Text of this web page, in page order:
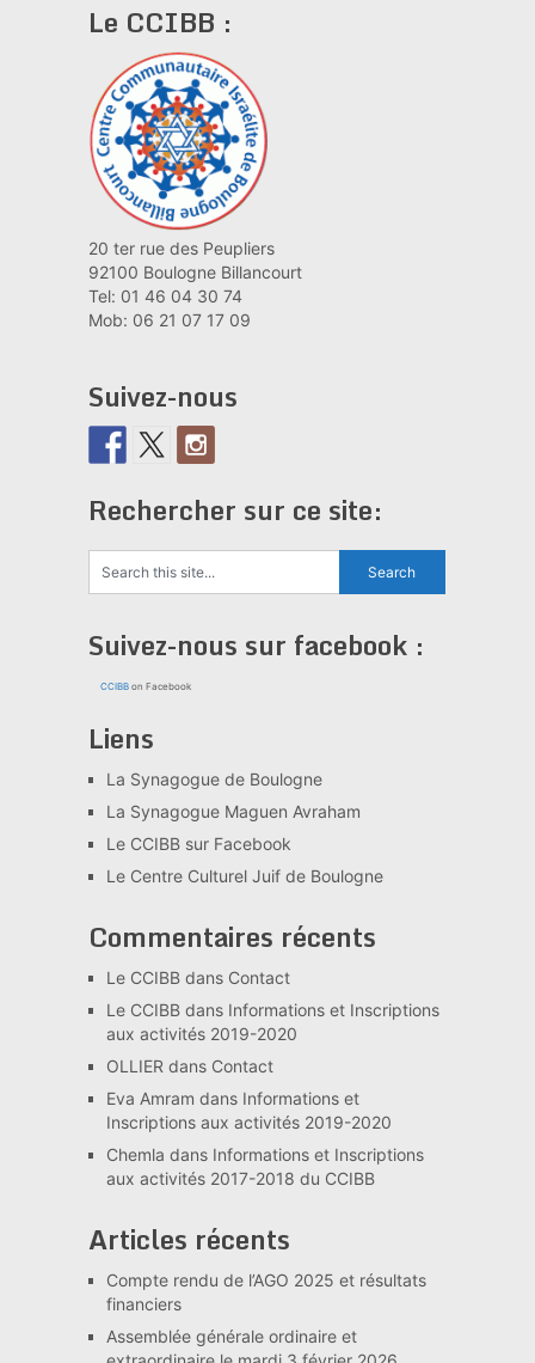
Le CCIBB :
20 ter rue des Peupliers
92100 Boulogne Billancourt
Tel: 01 46 04 30 74
Mob: 06 21 07 17 09
Suivez-nous
Rechercher sur ce site:
Suivez-nous sur facebook :
CCIBBon Facebook
Liens
La Synagogue de Boulogne
La Synagogue Maguen Avraham
Le CCIBB sur Facebook
Le Centre Culturel Juif de Boulogne
Commentaires récents
Le CCIBBdans Contact
Le CCIBBdans Informations et Inscriptions
aux activités 2019-2020
OLLIER dans Contact
Eva Amram dans Informations et
Inscriptions aux activités 2019-2020
Chemla dans Informations et Inscriptions
aux activités 2017-2018 du CCIBB
Articles récents
Compte rendu de l’AGO 2025 et résultats
financiers
Assemblée générale ordinaire et